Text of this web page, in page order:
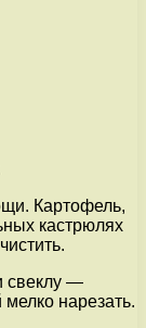
Картофель,
кастрюлях
свеклу —
нарезать.